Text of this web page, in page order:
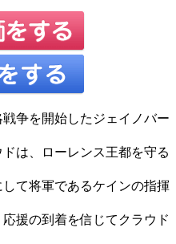
争を開始したジェイノバー
は、ローレンス王都を守る
て将軍であるケインの指揮
援の到着を信じてクラウド